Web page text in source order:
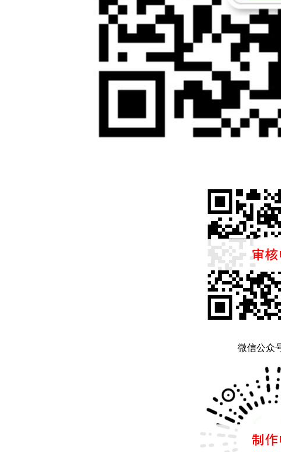
微信公众